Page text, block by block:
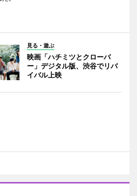
見る・遊ぶ
映画「ハチミツとクローバ
ー」デジタル版、渋谷でリバ
イバル上映